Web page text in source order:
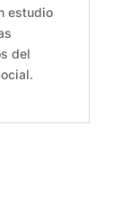
estudio
del